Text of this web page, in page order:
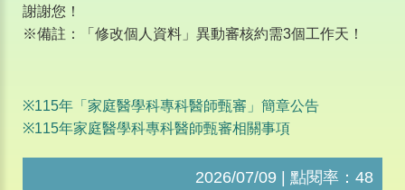
謝謝您！
※備註：「修改個人資料」異動審核約需3個工作天！
※115年「家庭醫學科專科醫師甄審」簡章公告
※115年家庭醫學科專科醫師甄審相關事項
2026/07/09 | 點閱率：48